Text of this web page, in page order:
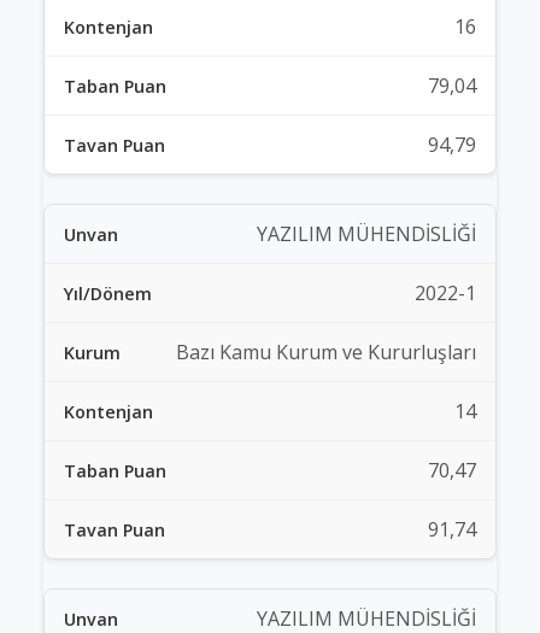
16
79,04
94,79
YAZILIM MÜHENDİSLİĞİ
2022-1
Bazı Kamu Kurum ve Kururluşları
14
70,47
91,74
YAZILIM MÜHENDİSLİĞİ